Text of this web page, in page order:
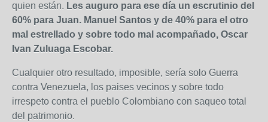
quien están. Les auguro para ese día un escrutinio del
60% para Juan. Manuel Santos y de 40% para el otro
mal estrellado y sobre todo mal acompañado, Oscar
Ivan Zuluaga Escobar.
Cualquier otro resultado, imposible, sería solo Guerra
contra Venezuela, los paises vecinos y sobre todo
irrespeto contra el pueblo Colombiano con saqueo total
del patrimonio.